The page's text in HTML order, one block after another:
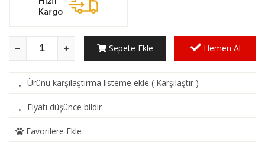
Sepete Ekle Hemen Al
· Ürünü karşılaştırma listeme ekle ( Karşılaştır )
· Fiyatı düşünce bildir
Favorilere Ekle